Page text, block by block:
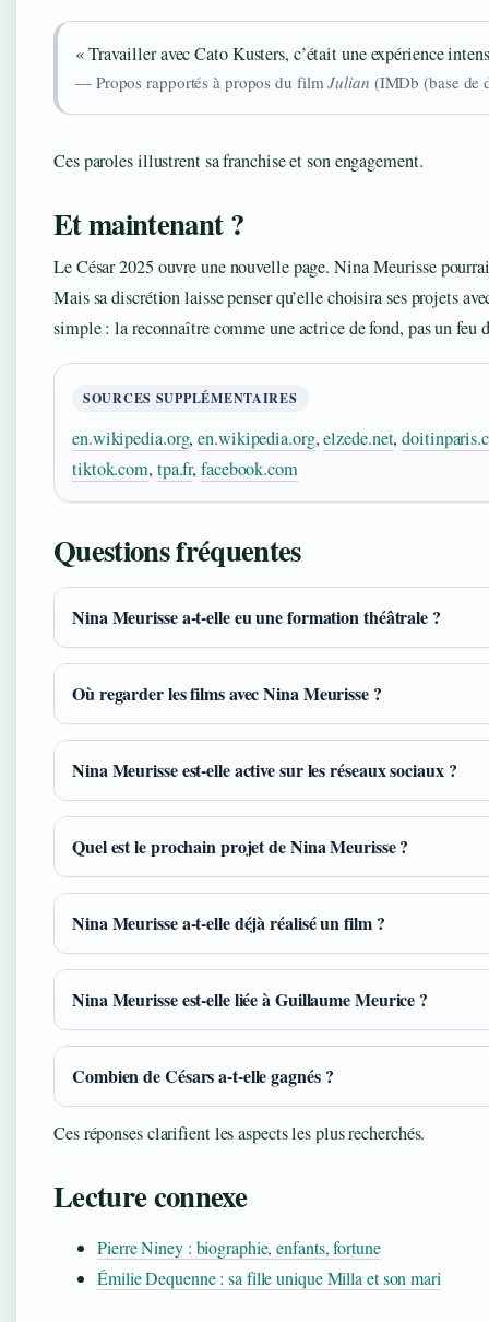
« Travailler avec Cato Kusters, c’était une expérience
— Propos rapportés à propos du filmJulian (IMDb (base de
Ces paroles illustrent sa franchise et son engagement.
Et maintenant ?
Le César 2025 ouvre une nouvelle page. Nina Meurisse
Mais sa discrétion laisse penser qu’elle choisira ses projets
simple : la reconnaître comme une actrice de fond, pas un feu
SOURCES SUPPLÉMENTAIRES
en.wikipedia.org,en.wikipedia.org,elzede.net,
tiktok.com, tpa.fr,facebook.com
Questions fréquentes
Nina Meurisse a-t-elle eu une formation théâtrale ?
Où regarder les films avec Nina Meurisse ?
Nina Meurisse est-elle active sur les réseaux sociaux ?
Quel est le prochain projet de Nina Meurisse ?
Nina Meurisse a-t-elle déjà réalisé un film ?
Nina Meurisse est-elle liée à Guillaume Meurice ?
Combien de Césars a-t-elle gagnés ?
Ces réponses clarifient les aspects les plus recherchés.
Lecture connexe
Pierre Niney : biographie, enfants, fortune
Émilie Dequenne : sa fille unique Milla et son mari